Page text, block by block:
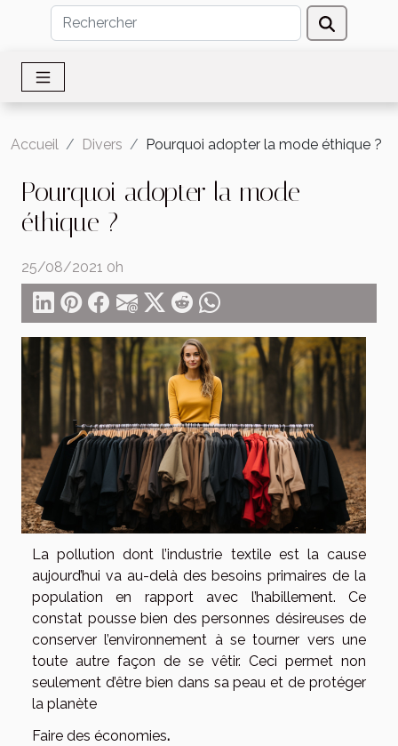
Accueil Divers Pourquoi adopter la mode éthique ?
Pourquoi adopter la mode
éthique ?
25/08/2021 0h
La pollution dont l’industrie textile est la cause
aujourd’hui va au-delà des besoins primaires de la
population en rapport avec l’habillement. Ce
constat pousse bien des personnes désireuses de
conserver l’environnement à se tourner vers une
toute autre façon de se vêtir. Ceci permet non
seulement d’être bien dans sa peau et de protéger
la planète
Faire des économies.